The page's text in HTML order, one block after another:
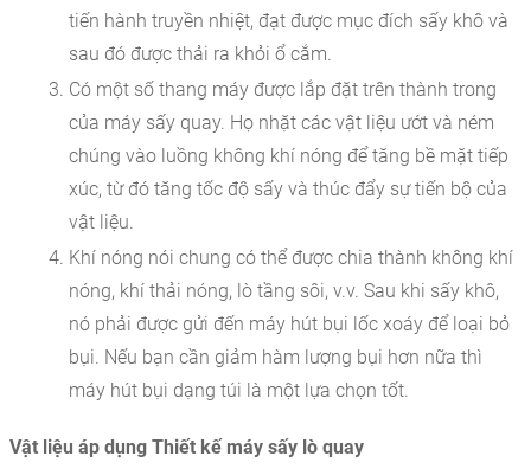
tiến hành truyền nhiệt, đạt được mục đích sấy khô và
sau đó được thải ra khỏi ổ cắm.
Có một số thang máy được lắp đặt trên thành trong
của máy sấy quay. Họ nhặt các vật liệu ướt và ném
chúng vào luồng không khí nóng để tăng bề mặt tiếp
xúc, từ đó tăng tốc độ sấy và thúc đẩy sự tiến bộ của
vật liệu.
Khí nóng nói chung có thể được chia thành không khí
nóng, khí thải nóng, lò tầng sôi, v.v. Sau khi sấy khô,
nó phải được gửi đến máy hút bụi lốc xoáy để loại bỏ
bụi. Nếu bạn cần giảm hàm lượng bụi hơn nữa thì
máy hút bụi dạng túi là một lựa chọn tốt.
Vật liệu áp dụng Thiết kế máy sấy lò quay